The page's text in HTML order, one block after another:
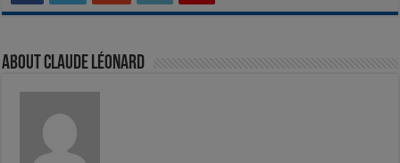
About Claude Léonard